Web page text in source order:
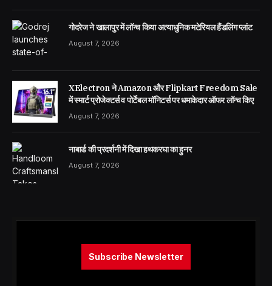
गोदरेज ने खालापुर में लॉन्च किया अत्याधुनिक मटेरियल हैंडलिंग प्लांट
August 7, 2026
XElectron ने Amazon और Flipkart Freedom Sale
में स्मार्ट प्रोजेक्टर्स व पोर्टेबल मॉनिटर्स पर धमाकेदार ऑफर लॉन्च किए
August 7, 2026
नाबार्ड की प्रदर्शनी में दिखा हथकरघा का हुनर
August 7, 2026
Subscribe Newsletter